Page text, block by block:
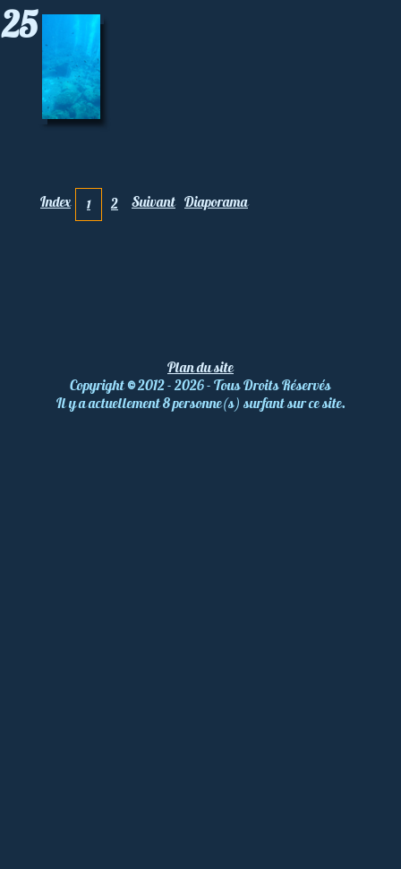
25
Index 1 2 Suivant Diaporama
Plan du site
Copyright©2012 - 2026 - Tous Droits Réservés
Il y a actuellement 8 personne(s) surfant sur ce site.